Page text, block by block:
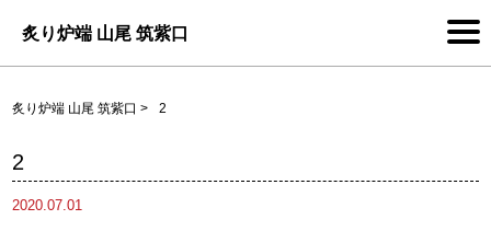
炙り炉端 山尾 筑紫口
炙り炉端 山尾 筑紫口 > 2
2
2020.07.01